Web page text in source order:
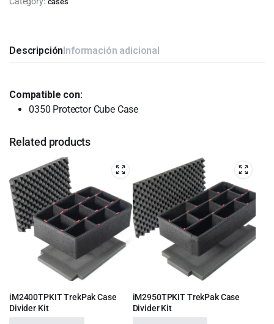
DescripciónInformación adicional
Compatible con:
0350 Protector Cube Case
Related products
iM2400TPKIT TrekPak Case
Divider Kit
iM2950TPKIT TrekPak Case
Divider Kit